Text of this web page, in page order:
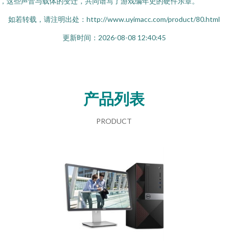
如若转载，请注明出处：http://www.uyimacc.com/product/80.html
更新时间：2026-08-08 12:40:45
产品列表
PRODUCT